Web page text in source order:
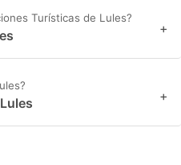
Turísticas de Lules?
+
+